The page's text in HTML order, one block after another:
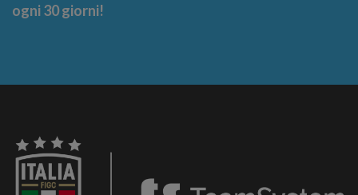
ogni 30 giorni!